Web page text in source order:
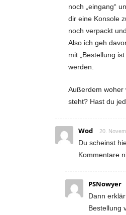
noch „eingang“
dir eine Konsole
noch verpackt
Also ich geh
mit „Bestellung
werden.
Außerdem woher
steht? Hast du
Wod 20.
Du scheinst
Kommentare
PSNowyer
Dann
Bestellung